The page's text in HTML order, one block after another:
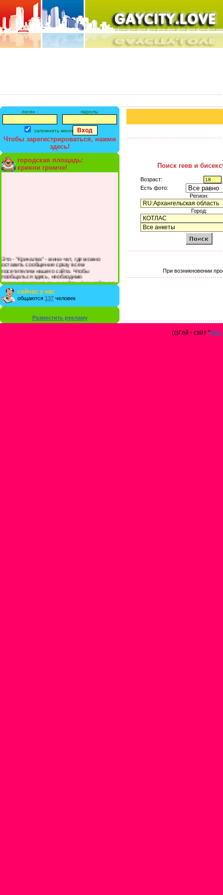
логин : пароль:
запомнить меня
Чтобы зарегистрироваться, нажми
здесь!
городская площадь:
крикни громче!
Это - "Кричалка" - мини-чат, где можно
оставить сообщение сразу всем
посетителям нашего сайта. Чтобы
пообщаться здесь, необходимо
зарегистрироваться на сайте и/или войти со
своими логином и паролем.
сейчас у нас
общаются 137 человек
Разместить рекламу
Поиск геев и
Возраст:
Есть фото:
Регион:
Город:
При возникновении
(с)Гей - сайт "Gay